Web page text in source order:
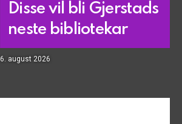
Disse vil bli Gjerstads
neste bibliotekar
6. august 2026